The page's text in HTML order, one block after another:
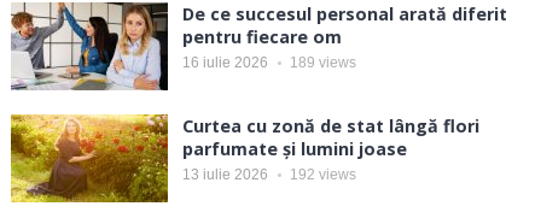
De ce succesul personal arată diferit
pentru fiecare om
16 iulie 2026 189 views
Curtea cu zonă de stat lângă flori
parfumate și lumini joase
13 iulie 2026 192 views